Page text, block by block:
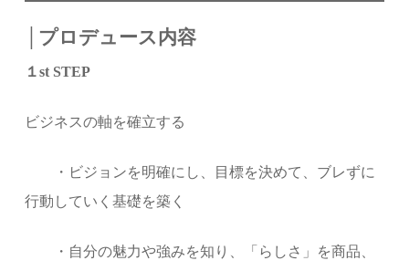
│プロデュース内容
１st STEP
ビジネスの軸を確立する
・ビジョンを明確にし、目標を決めて、ブレずに
行動していく基礎を築く
・自分の魅力や強みを知り、「らしさ」を商品、